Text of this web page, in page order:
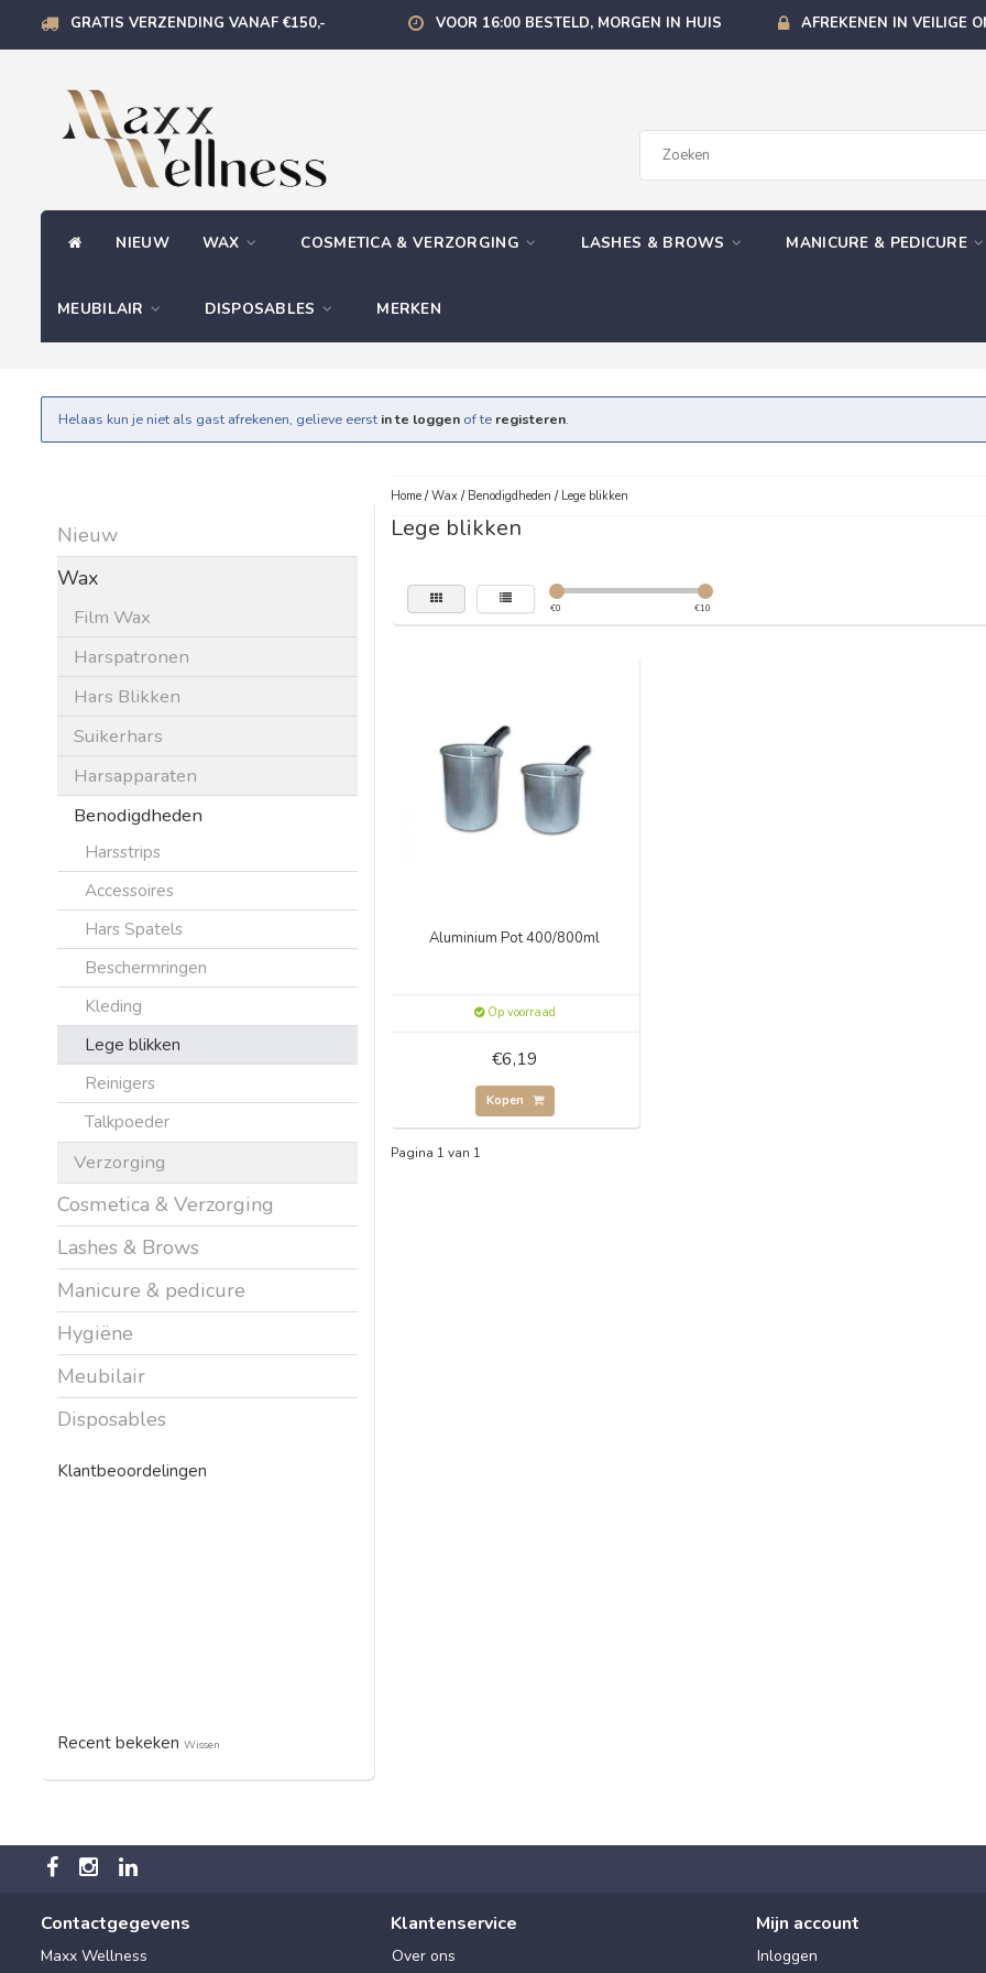
GRATIS VERZENDING VANAF €150,- VOOR 16:00 BESTELD, MORGEN IN HUIS AFREKENEN IN VEILIGE
NIEUW WAX COSMETICA & VERZORGING LASHES & BROWS MANICURE & PEDICURE
MEUBILAIR DISPOSABLES MERKEN
Helaas kun je niet als gast afrekenen, gelieve eerst in te loggen of te registeren.
Nieuw
Wax
Film Wax
Harspatronen
Hars Blikken
Suikerhars
Harsapparaten
Benodigdheden
Harsstrips
Accessoires
Hars Spatels
Beschermringen
Kleding
Lege blikken
Reinigers
Talkpoeder
Verzorging
Cosmetica & Verzorging
Lashes & Brows
Manicure & pedicure
Hygiëne
Meubilair
Disposables
Klantbeoordelingen
Recent bekeken Wissen
Home/Wax/ Benodigdheden / Lege blikken
Lege blikken
€0 €10
Aluminium Pot 400/800ml
Op voorraad
€6,19
Kopen
Pagina 1 van 1
Contactgegevens
Maxx Wellness
Klantenservice
Over ons
Mijn account
Inloggen